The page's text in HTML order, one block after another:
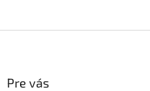
Pre vás